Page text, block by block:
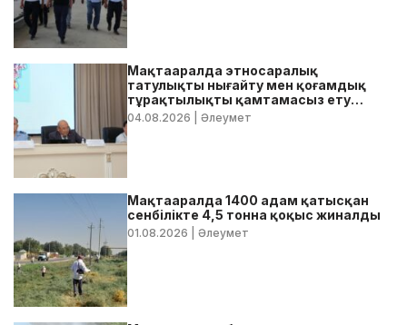
Мақтааралда этносаралық
татулықты нығайту мен қоғамдық
тұрақтылықты қамтамасыз ету
бойынша жедел кеңес өтті
04.08.2026 | Әлеумет
Мақтааралда 1400 адам қатысқан
сенбілікте 4,5 тонна қоқыс жиналды
01.08.2026 | Әлеумет